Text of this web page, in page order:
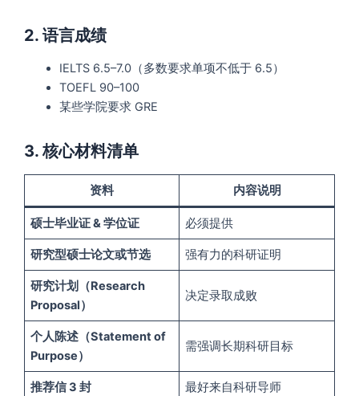
2. 语言成绩
IELTS 6.5–7.0（多数要求单项不低于 6.5）
TOEFL 90–100
某些学院要求 GRE
3. 核心材料清单
资料 内容说明
硕士毕业证 & 学位证 必须提供
研究型硕士论文或节选 强有力的科研证明
研究计划（Research
Proposal）
决定录取成败
个人陈述（Statement of
Purpose）
需强调长期科研目标
推荐信 3 封 最好来自科研导师